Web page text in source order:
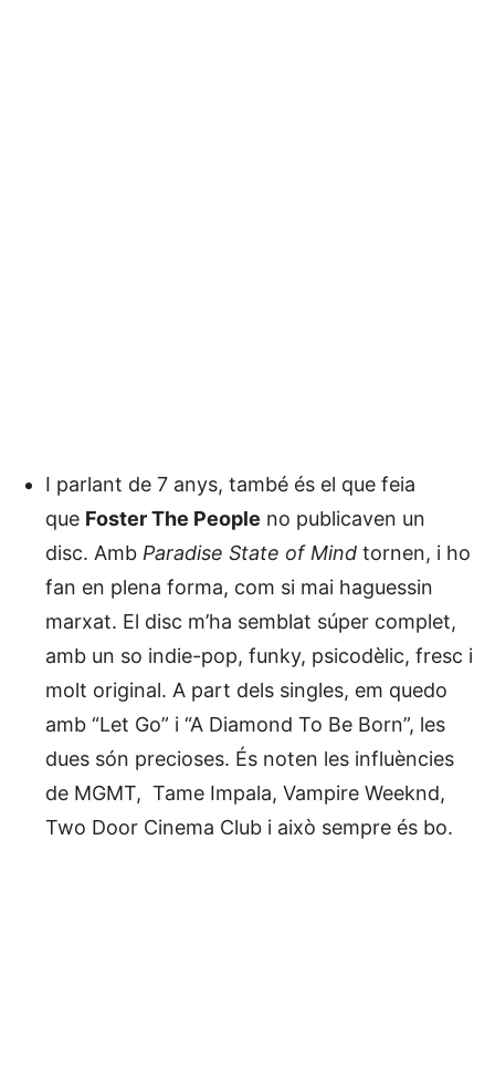
I parlant de 7 anys, també és el que feia
que Foster The People no publicaven un
disc. Amb Paradise State of Mind tornen, i ho
fan en plena forma, com si mai haguessin
marxat. El disc m’ha semblat súper complet,
amb un so indie-pop, funky, psicodèlic, fresc i
molt original. A part dels singles, em quedo
amb “Let Go” i “A Diamond To Be Born”, les
dues són precioses. És noten les influències
de MGMT, Tame Impala, Vampire Weeknd,
Two Door Cinema Club i això sempre és bo.